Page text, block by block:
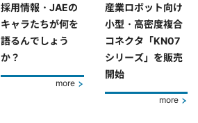
採用情報・JAEの
キャラたちが何を
語るんでしょう
か？
more
産業ロボット向け
小型・高密度複合
コネクタ「KN07
シリーズ」を販売
開始
more